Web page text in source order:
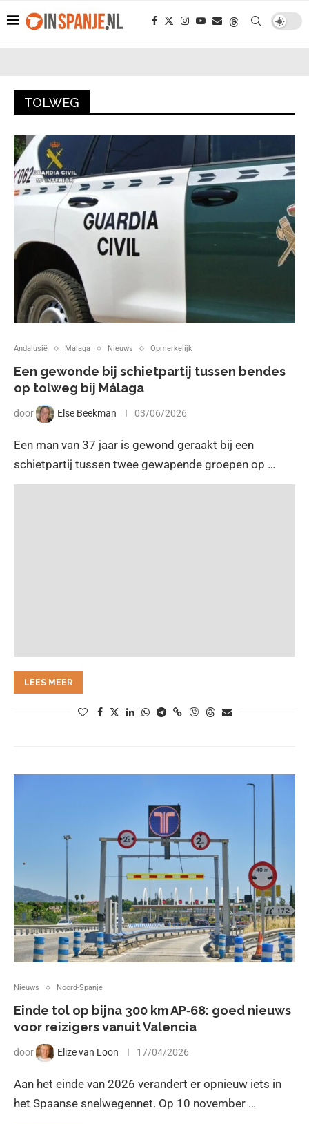
TOLWEG
Andalusië Málaga Nieuws Opmerkelijk
Een gewonde bij schietpartij tussen bendes
op tolweg bij Málaga
door Else Beekman 03/06/2026
Een man van 37 jaar is gewond geraakt bij een
schietpartij tussen twee gewapende groepen op …
LEES MEER
Nieuws Noord-Spanje
Einde tol op bijna 300 km AP‑68: goed nieuws
voor reizigers vanuit Valencia
door Elize van Loon 17/04/2026
Aan het einde van 2026 verandert er opnieuw iets in
het Spaanse snelwegennet. Op 10 november …